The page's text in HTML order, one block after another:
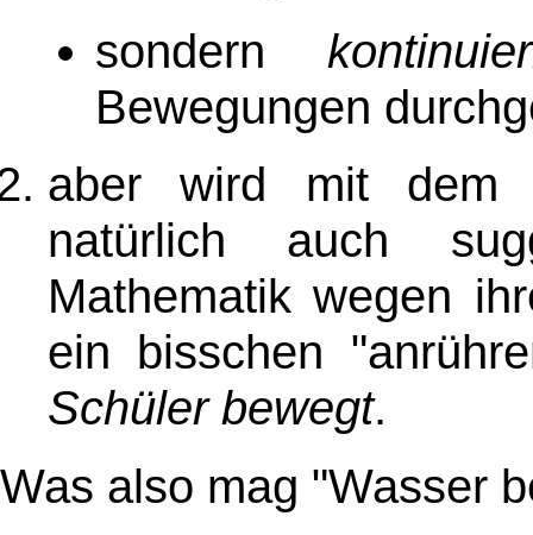
sondern
Bewegungen
aber wird mit dem
natürlich auch
Mathematik wegen
ein bisschen
Schüler bewegt.
Was also mag "Wasser